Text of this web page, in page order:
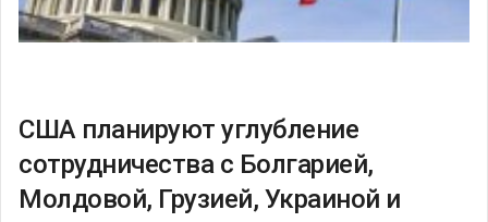
США планируют углубление
сотрудничества с Болгарией,
Молдовой, Грузией, Украиной и